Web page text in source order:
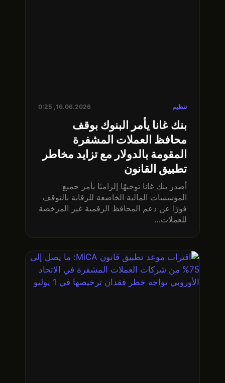
تنظيم 16.06.2026, 0:25
بنك غانا يأمر البنوك بوقف
محافظ العملات المشفرة
المقومة بالدولار مع تزايد مخاطر
تطبيق القانون
أصدر بنك غانا توجيهًا إلزاميًا يأمر جميع
المؤسسات المالية الخاضعة للرقابة بالتوقف
فورًا عن دعم المحافظ الرقمية غير المرخصة
للعملات…